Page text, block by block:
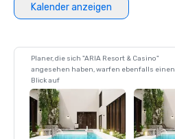
Kalender anzeigen
Planer, die sich "ARIA Resort & Casino"
angesehen haben, warfen ebenfalls einen
Blick auf